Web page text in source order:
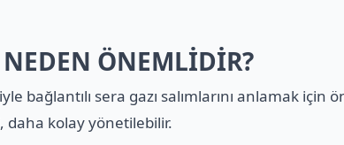
ÖNEMLİDİR?
bağlantılı sera gazı salımlarını anlamak için
daha kolay yönetilebilir.